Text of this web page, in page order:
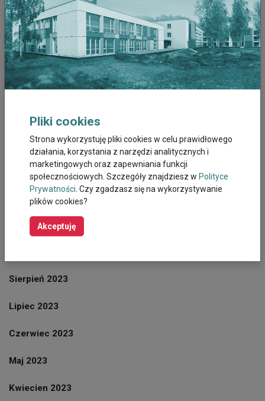
Styczeń 2026
Grudzień 2025
Listopad 2025
Październik 2025
Wrzesień 2025
Sierpień 2025
Lipiec 2025
Czerwiec 2025
Październik 2023
Sierpień 2023
Lipiec 2023
Czerwiec 2023
Maj 2023
Kwiecien 2023
Pliki cookies
Strona wykorzystuję pliki cookies w celu prawidłowego
działania, korzystania z narzędzi analitycznych i
marketingowych oraz zapewniania funkcji
społecznościowych. Szczegóły znajdziesz w Polityce
Prywatności. Czy zgadzasz się na wykorzystywanie
plików cookies?
Akceptuję